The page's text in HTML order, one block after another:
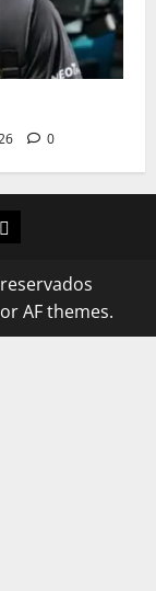
0
AF themes.